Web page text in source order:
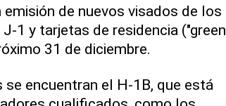
de nuevos visados de los
1 y tarjetas de residencia ("green
31 de diciembre.
encuentran el H-1B, que está